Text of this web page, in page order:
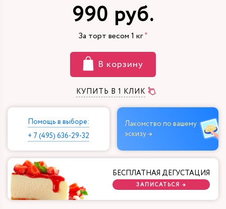
990 руб.
За торт весом 1 кг
В корзину
КУПИТЬ В 1 КЛИК
Помощь в выборе:
+ 7 (495) 636-29-32
Лакомство по вашему
эскизу →
БЕСПЛАТНАЯ ДЕГУСТАЦИЯ
ЗАПИСАТЬСЯ →